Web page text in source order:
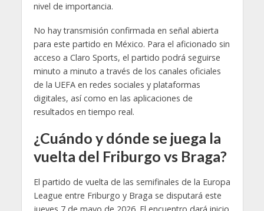
nivel de importancia.
No hay transmisión confirmada en señal abierta
para este partido en México. Para el aficionado sin
acceso a Claro Sports, el partido podrá seguirse
minuto a minuto a través de los canales oficiales
de la UEFA en redes sociales y plataformas
digitales, así como en las aplicaciones de
resultados en tiempo real.
¿Cuándo y dónde se juega la
vuelta del Friburgo vs Braga?
El partido de vuelta de las semifinales de la Europa
League entre Friburgo y Braga se disputará este